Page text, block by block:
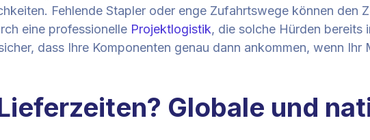
Fehlende Stapler oder enge Zufahrtswege können den
eine professionelle Projektlogistik, die solche Hürden bereits
dass Ihre Komponenten genau dann ankommen, wenn Ihr
Globale und